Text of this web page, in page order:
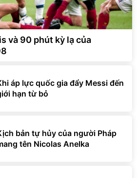
và 90 phút kỳ lạ của
áp lực quốc gia đẩy Messi đến
hạn từ bỏ
bản tự hủy của người Pháp
tên Nicolas Anelka